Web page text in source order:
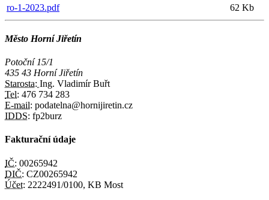
ro-1-2023.pdf
62 Kb
Město Horní Jiřetín
Potoční 15/1
435 43 Horní Jiřetín
Starosta: Ing. Vladimír Buřt
Tel: 476 734 283
E-mail: podatelna@hornijiretin.cz
IDDS: fp2burz
Fakturační údaje
IČ: 00265942
DIČ: CZ00265942
Účet: 2222491/0100, KB Most